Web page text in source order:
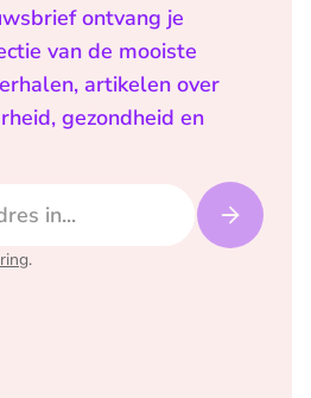
ontvang je
van de mooiste
artikelen over
gezondheid en
.